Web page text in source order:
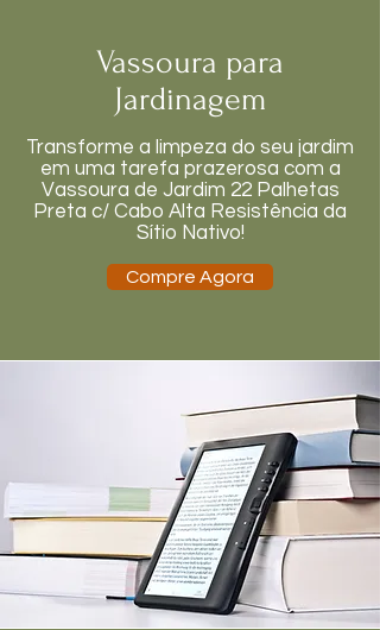
Vassoura para
Jardinagem
Transforme a limpeza do seu jardim
em uma tarefa prazerosa com a
Vassoura de Jardim 22 Palhetas
Preta c/ Cabo Alta Resistência da
Sítio Nativo!
Compre Agora